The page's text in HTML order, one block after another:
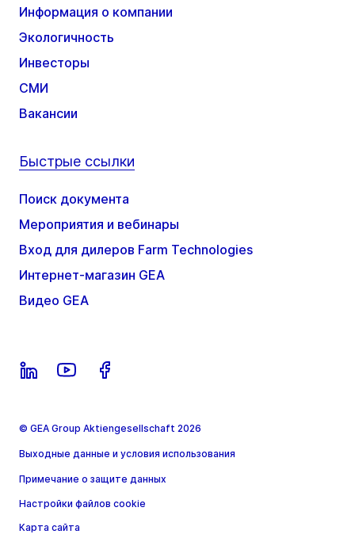
Информация о компании
Экологичность
Инвесторы
СМИ
Вакансии
Быстрые ссылки
Поиск документа
Мероприятия и вебинары
Вход для дилеров Farm Technologies
Интернет-магазин GEA
Видео GEA
© GEA Group Aktiengesellschaft 2026
Выходные данные и условия использования
Примечание о защите данных
Настройки файлов cookie
Карта сайта